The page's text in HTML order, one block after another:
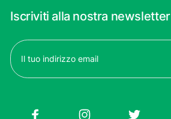
Iscriviti alla nostra newsletter
Email
(Obbligatorio)